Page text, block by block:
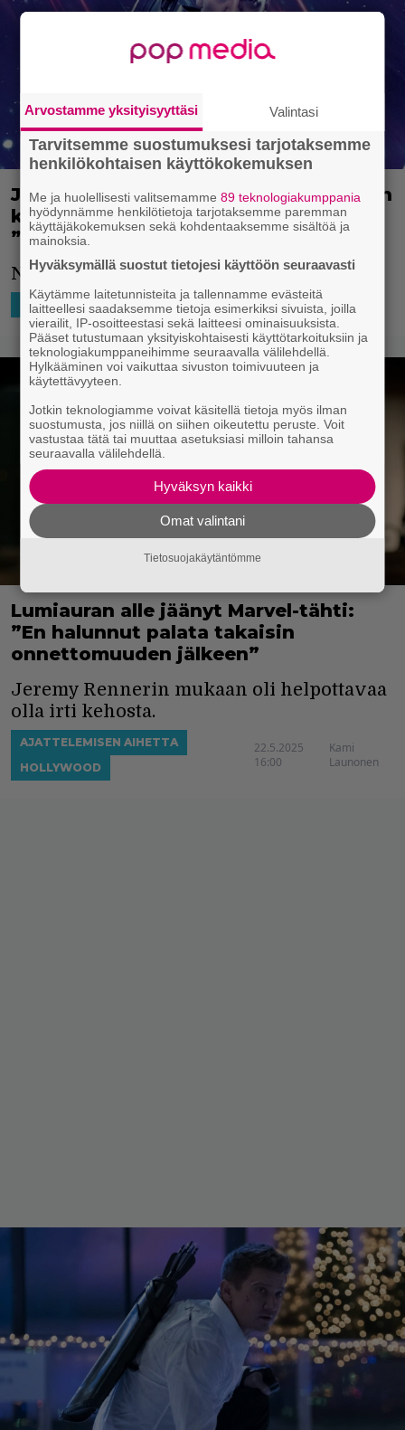
Jeremy Renner lupaa Hawkeyen toisen
kauden ja muita Marvel-projekteja:
”Kehoni valmistautuu”
Näyttelijä valmistautuu.
HOLLYWOOD 30.7.2025 18:30 Jesse Raatikainen
Lumiauran alle jäänyt Marvel-tähti:
”En halunnut palata takaisin
onnettomuuden jälkeen”
Jeremy Rennerin mukaan oli helpottavaa
olla irti kehosta.
AJATTELEMISEN AIHETTA
HOLLYWOOD
22.5.2025
16:00
Kami
Launonen
Arvostamme yksityisyyttäsi Valintasi
Tarvitsemme suostumuksesi tarjotaksemme
henkilökohtaisen käyttökokemuksen
Me ja huolellisesti valitsemamme89 teknologiakumppania
hyödynnämme henkilötietoja tarjotaksemme paremman
käyttäjäkokemuksen sekä kohdentaaksemme sisältöä ja
mainoksia.
Hyväksymällä suostut tietojesi käyttöön seuraavasti
Käytämme laitetunnisteita ja tallennamme evästeitä
laitteellesi saadaksemme tietoja esimerkiksi sivuista, joilla
vierailit, IP-osoitteestasi sekä laitteesi ominaisuuksista.
Pääset tutustumaan yksityiskohtaisesti käyttötarkoituksiin ja
teknologiakumppaneihimme seuraavalla välilehdellä.
Hylkääminen voi vaikuttaa sivuston toimivuuteen ja
käytettävyyteen.
Jotkin teknologiamme voivat käsitellä tietoja myös ilman
suostumusta, jos niillä on siihen oikeutettu peruste. Voit
vastustaa tätä tai muuttaa asetuksiasi milloin tahansa
seuraavalla välilehdellä.
Hyväksyn kaikki
Omat valintani
Tietosuojakäytäntömme